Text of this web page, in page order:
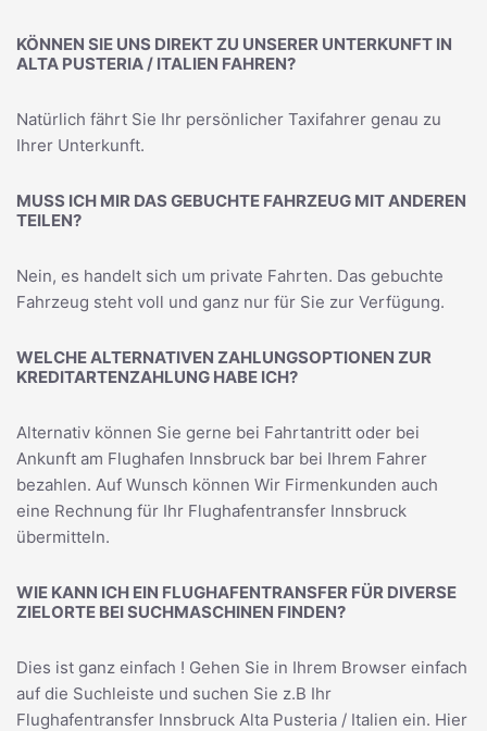
KÖNNEN SIE UNS DIREKT ZU UNSERER UNTERKUNFT IN
ALTA PUSTERIA / ITALIEN FAHREN?
Natürlich fährt Sie Ihr persönlicher Taxifahrer genau zu
Ihrer Unterkunft.
MUSS ICH MIR DAS GEBUCHTE FAHRZEUG MIT ANDEREN
TEILEN?
Nein, es handelt sich um private Fahrten. Das gebuchte
Fahrzeug steht voll und ganz nur für Sie zur Verfügung.
WELCHE ALTERNATIVEN ZAHLUNGSOPTIONEN ZUR
KREDITARTENZAHLUNG HABE ICH?
Alternativ können Sie gerne bei Fahrtantritt oder bei
Ankunft am Flughafen Innsbruck bar bei Ihrem Fahrer
bezahlen. Auf Wunsch können Wir Firmenkunden auch
eine Rechnung für Ihr Flughafentransfer Innsbruck
übermitteln.
WIE KANN ICH EIN FLUGHAFENTRANSFER FÜR DIVERSE
ZIELORTE BEI SUCHMASCHINEN FINDEN?
Dies ist ganz einfach ! Gehen Sie in Ihrem Browser einfach
auf die Suchleiste und suchen Sie z.B Ihr
Flughafentransfer Innsbruck Alta Pusteria / Italien ein. Hier